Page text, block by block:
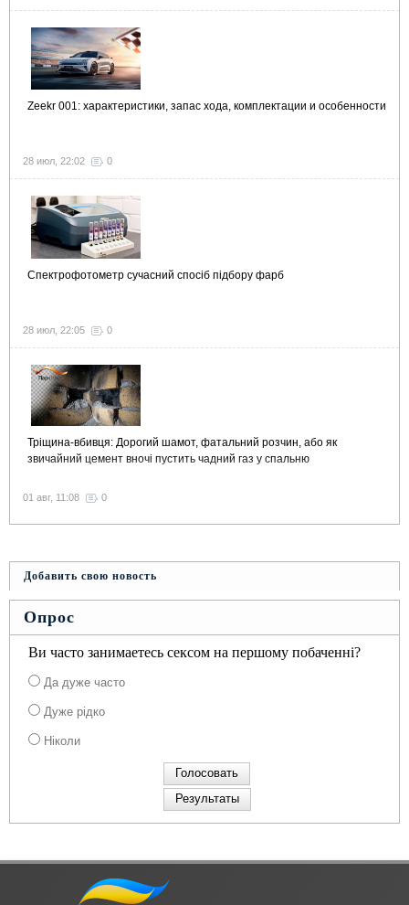
Zeekr 001: характеристики, запас хода, комплектации и особенности
28 июл, 22:02 0
Спектрофотометр сучасний спосіб підбору фарб
28 июл, 22:05 0
Тріщина-вбивця: Дорогий шамот, фатальний розчин, або як
звичайний цемент вночі пустить чадний газ у спальню
01 авг, 11:08 0
Добавить свою новость
Опрос
Ви часто занимаетесь сексом на першому побаченні?
Да дуже часто
Дуже рідко
Ніколи